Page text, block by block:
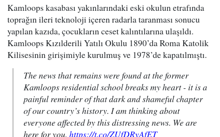
Kamloops kasabası yakınlarındaki eski okulun etrafında
toprağın ileri teknoloji içeren radarla taranması sonucu
yapılan kazıda, çocukların ceset kalıntılarına ulaşıldı.
Kamloops Kızılderili Yatılı Okulu 1890’da Roma Katolik
Kilisesinin girişimiyle kurulmuş ve 1978’de kapatılmıştı.
The news that remains were found at the former
Kamloops residential school breaks my heart - it is a
painful reminder of that dark and shameful chapter
of our country’s history. I am thinking about
everyone affected by this distressing news. We are
here for you. https://t.co/ZUfDRyAfET